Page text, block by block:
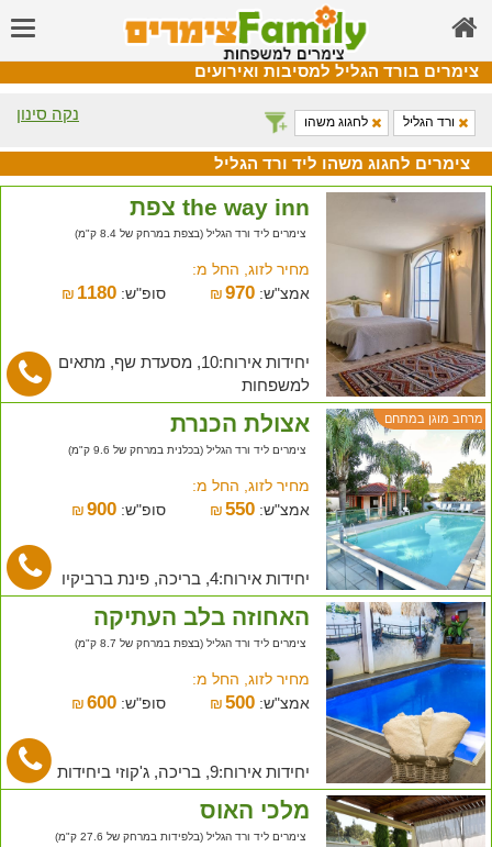
צימרים בורד הגליל למסיבות ואירועים
נקה סינון ורד הגליל לחגוג משהו
צימרים לחגוג משהו ליד ורד הגליל
the way inn צפת
צימרים ליד ורד הגליל (בצפת במרחק של 8.4 ק"מ)
מחיר לזוג, החל מ:
אמצ"ש:
₪970 סופ"ש: ₪ 1180
יחידות אירוח:10, מסעדת שף, מתאים
למשפחות
מרחב מוגן במתחם אצולת הכנרת
צימרים ליד ורד הגליל (בכלנית במרחק של 9.6 ק"מ)
מחיר לזוג, החל מ:
אמצ"ש:
₪550 סופ"ש: ₪ 900
יחידות אירוח:4, בריכה, פינת ברביקיו
האחוזה בלב העתיקה
צימרים ליד ורד הגליל (בצפת במרחק של 8.7 ק"מ)
מחיר לזוג, החל מ:
אמצ"ש:
₪500 סופ"ש: ₪ 600
יחידות אירוח:9, בריכה, ג'קוזי ביחידות
מלכי האוס
צימרים ליד ורד הגליל (בלפידות במרחק של 27.6 ק"מ)